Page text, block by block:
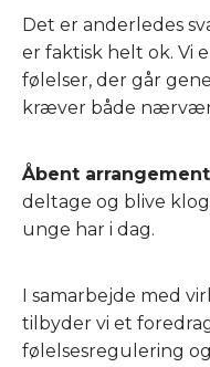
Det er anderledes
er faktisk helt ok. Vi
følelser, der går
kræver både nærvær
Åbent
deltage og blive
unge har i dag.
I samarbejde med
tilbyder vi et
følelsesregulering